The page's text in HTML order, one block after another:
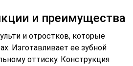
и преимущества
и отростков, которые
Изготавливает ее зубной
оттиску. Конструкция